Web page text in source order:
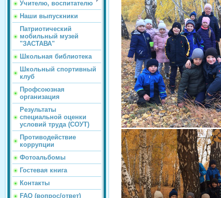
Учителю, воспитателю
Наши выпускники
Патриотический
мобильный музей
"ЗАСТАВА"
Школьная библиотека
Школьный спортивный
клуб
Профсоюзная
организация
Результаты
специальной оценки
условий труда (СОУТ)
Противодействие
коррупции
Фотоальбомы
Гостевая книга
Контакты
FAQ (вопрос/ответ)